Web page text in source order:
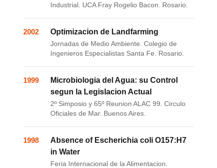
Industrial. UCA Fray Rogelio Bacon. Rosario.
2002 Optimizacion de Landfarming
Jornadas de Medio Ambiente. Colegio de
Ingenieros Especialistas Santa Fe. Rosario.
1999
Microbiologia del Agua: su Control
segun la Legislacion Actual
2º Simposio y 65º Reunion ALAC 99. Circulo
Oficiales de Mar. Buenos Aires.
1998
Absence of Escherichia coli O157:H7
in Water
Feria Internacional de la Alimentacion.